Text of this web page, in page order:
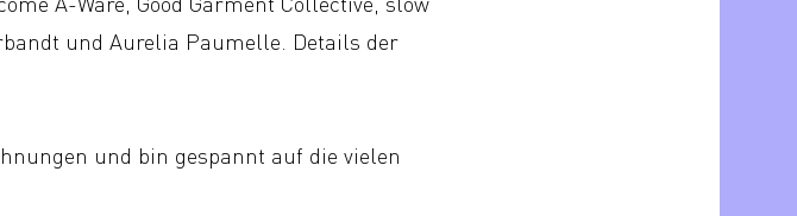
und Aurelia Paumelle. Details der
und bin gespannt auf die vielen